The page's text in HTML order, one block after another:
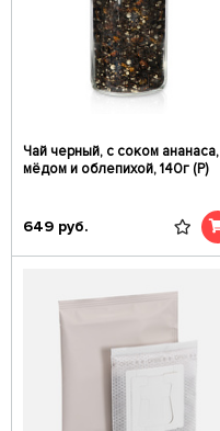
Чай черный, с соком ананаса,
мёдом и облепихой, 140г (Р)
649 руб.